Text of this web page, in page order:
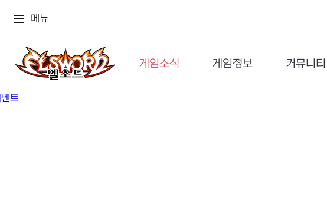
메뉴
게임소식
공지사항
게임정보
세계관
커뮤니티
이슈게시판